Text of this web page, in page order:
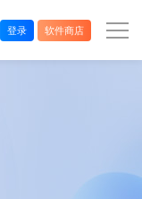
登录 软件商店